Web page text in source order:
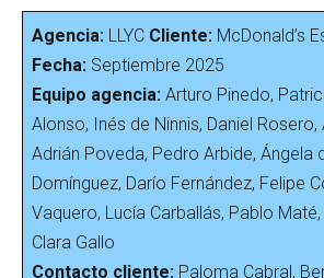
Agencia: LLYC Cliente: McDonald’s
Fecha: Septiembre 2025
Equipo agencia: Arturo Pinedo,
Alonso, Inés de Ninnis, Daniel Rosero,
Adrián Poveda, Pedro Arbide, Ángela
Domínguez, Darío Fernández, Felipe
Vaquero, Lucía Carballás, Pablo
Clara Gallo
Contacto cliente: Paloma Cabral,